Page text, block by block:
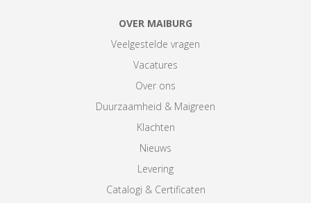
OVER MAIBURG
Veelgestelde vragen
Vacatures
Over ons
Duurzaamheid & Maigreen
Klachten
Nieuws
Levering
Catalogi & Certificaten